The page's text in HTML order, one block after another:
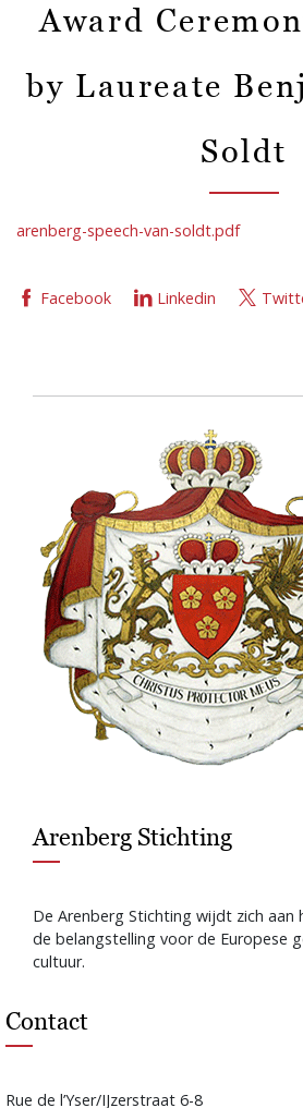
Award
by Laureate
Soldt
arenberg-speech-van-soldt.pdf
Facebook Linkedin
Arenberg Stichting
De Arenberg Stichting wijdt zich aan
de belangstelling voor de Europese
cultuur.
Contact
Rue de l’Yser/IJzerstraat 6-8